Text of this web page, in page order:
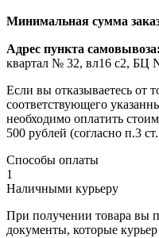
Минимальная сумма
Адрес пункта самовывоза:
квартал № 32, вл16 с2, БЦ
Если вы отказываетесь от
соответствующего
необходимо оплатить
500 рублей (согласно п.3
Способы оплаты
1
Наличными курьеру
При получении товара вы
документы, которые